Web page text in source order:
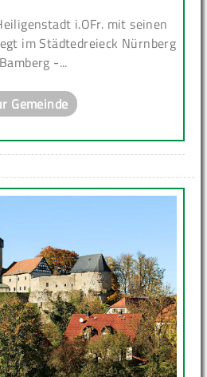
i.OFr. mit seinen
im Städtedreieck Nürnberg
-...
Gemeinde